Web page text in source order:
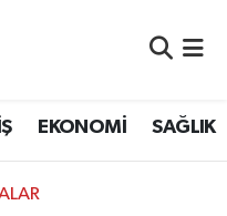
EKONOMİ SAĞLIK